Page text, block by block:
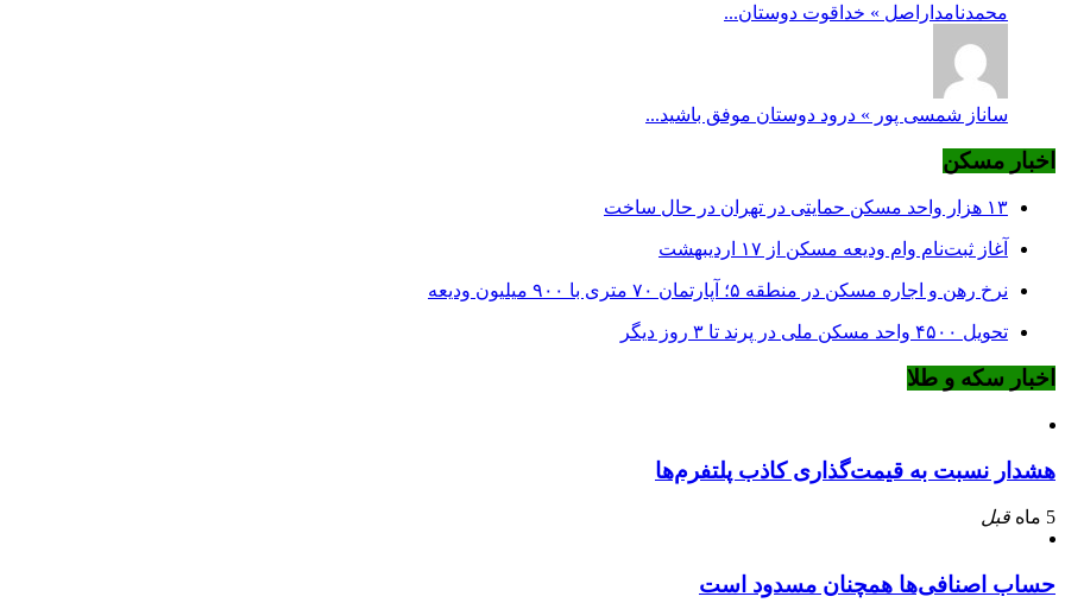
محمدنامداراصل » خداقوت دوستان...
ساناز شمسی پور » درود دوستان موفق باشید...
اخبار مسکن
۱۳ هزار واحد مسکن حمایتی در تهران در حال ساخت
آغاز ثبت‌نام وام ودیعه مسکن از ۱۷ اردیبهشت
نرخ‌ رهن و اجاره مسکن در منطقه ۵؛ آپارتمان ۷۰ متری با ۹۰۰ میلیون ودیعه
تحویل ۴۵۰۰ واحد مسکن ملی در پرند تا ۳ روز دیگر
اخبار سکه و طلا
هشدار نسبت به قیمت‌گذاری کاذب پلتفرم‌ها
5 ماه قبل
حساب اصنافی‌ها همچنان مسدود است